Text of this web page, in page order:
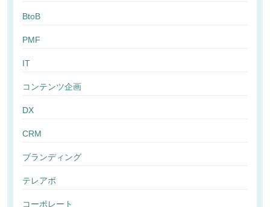
BtoB
PMF
IT
コンテンツ企画
DX
CRM
ブランディング
テレアポ
コーポレート